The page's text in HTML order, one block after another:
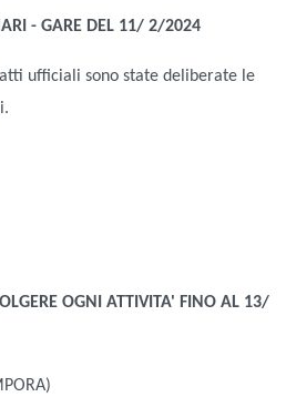
- GARE DEL 11/ 2/2024
ufficiali sono state deliberate le
OGNI ATTIVITA' FINO AL 13/